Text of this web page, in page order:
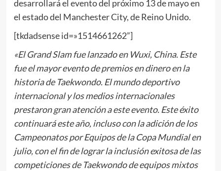
desarrollará el evento del próximo 13 de mayo en
el estado del Manchester City, de Reino Unido.
[tkdadsense id=»1514661262”]
«ElGrand Slam fue lanzado en Wuxi, China. Este
fue el mayor evento de premios en dinero en la
historia de Taekwondo. El mundo deportivo
internacional y los medios internacionales
prestaron gran atención a este evento. Este éxito
continuará este año, incluso con la adición de los
Campeonatos por Equipos de la Copa Mundial en
julio, con el fin de lograr la inclusión exitosa de las
competiciones de Taekwondo de equipos mixtos